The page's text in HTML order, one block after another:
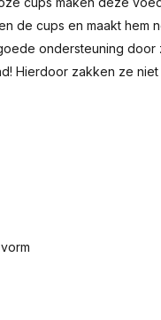
de cups en maakt hem
ondersteuning door
Hierdoor zakken ze niet